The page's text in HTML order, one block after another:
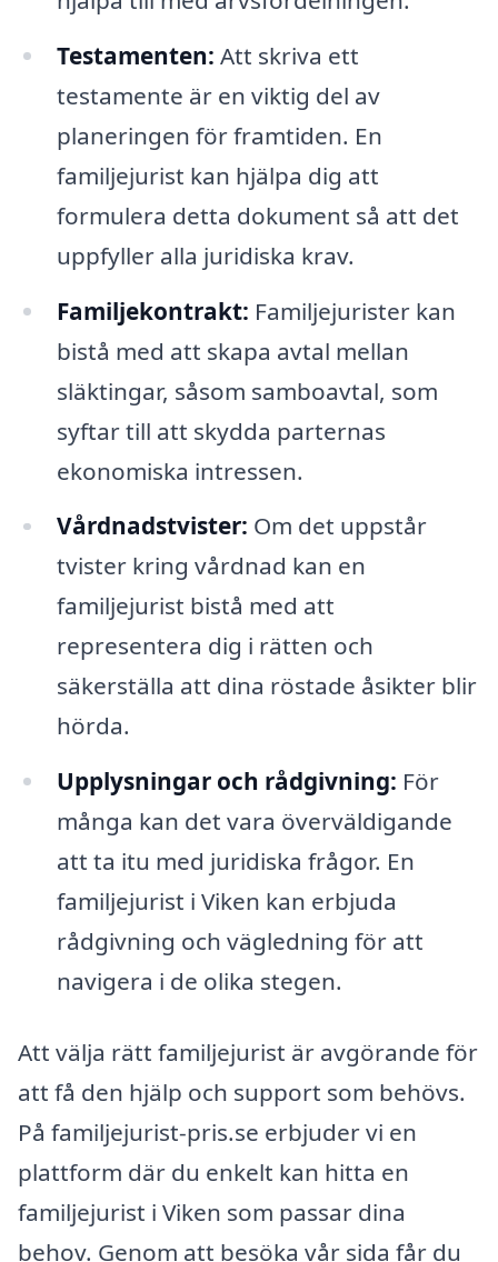
Testamenten: Att skriva ett
testamente är en viktig del av
planeringen för framtiden. En
familjejurist kan hjälpa dig att
formulera detta dokument så att det
uppfyller alla juridiska krav.
Familjekontrakt: Familjejurister kan
bistå med att skapa avtal mellan
släktingar, såsom samboavtal, som
syftar till att skydda parternas
ekonomiska intressen.
Vårdnadstvister: Om det uppstår
tvister kring vårdnad kan en
familjejurist bistå med att
representera dig i rätten och
säkerställa att dina röstade åsikter blir
hörda.
Upplysningar och rådgivning: För
många kan det vara överväldigande
att ta itu med juridiska frågor. En
familjejurist i Viken kan erbjuda
rådgivning och vägledning för att
navigera i de olika stegen.
Att välja rätt familjejurist är avgörande för
att få den hjälp och support som behövs.
På familjejurist-pris.se erbjuder vi en
plattform där du enkelt kan hitta en
familjejurist i Viken som passar dina
behov. Genom att besöka vår sida får du